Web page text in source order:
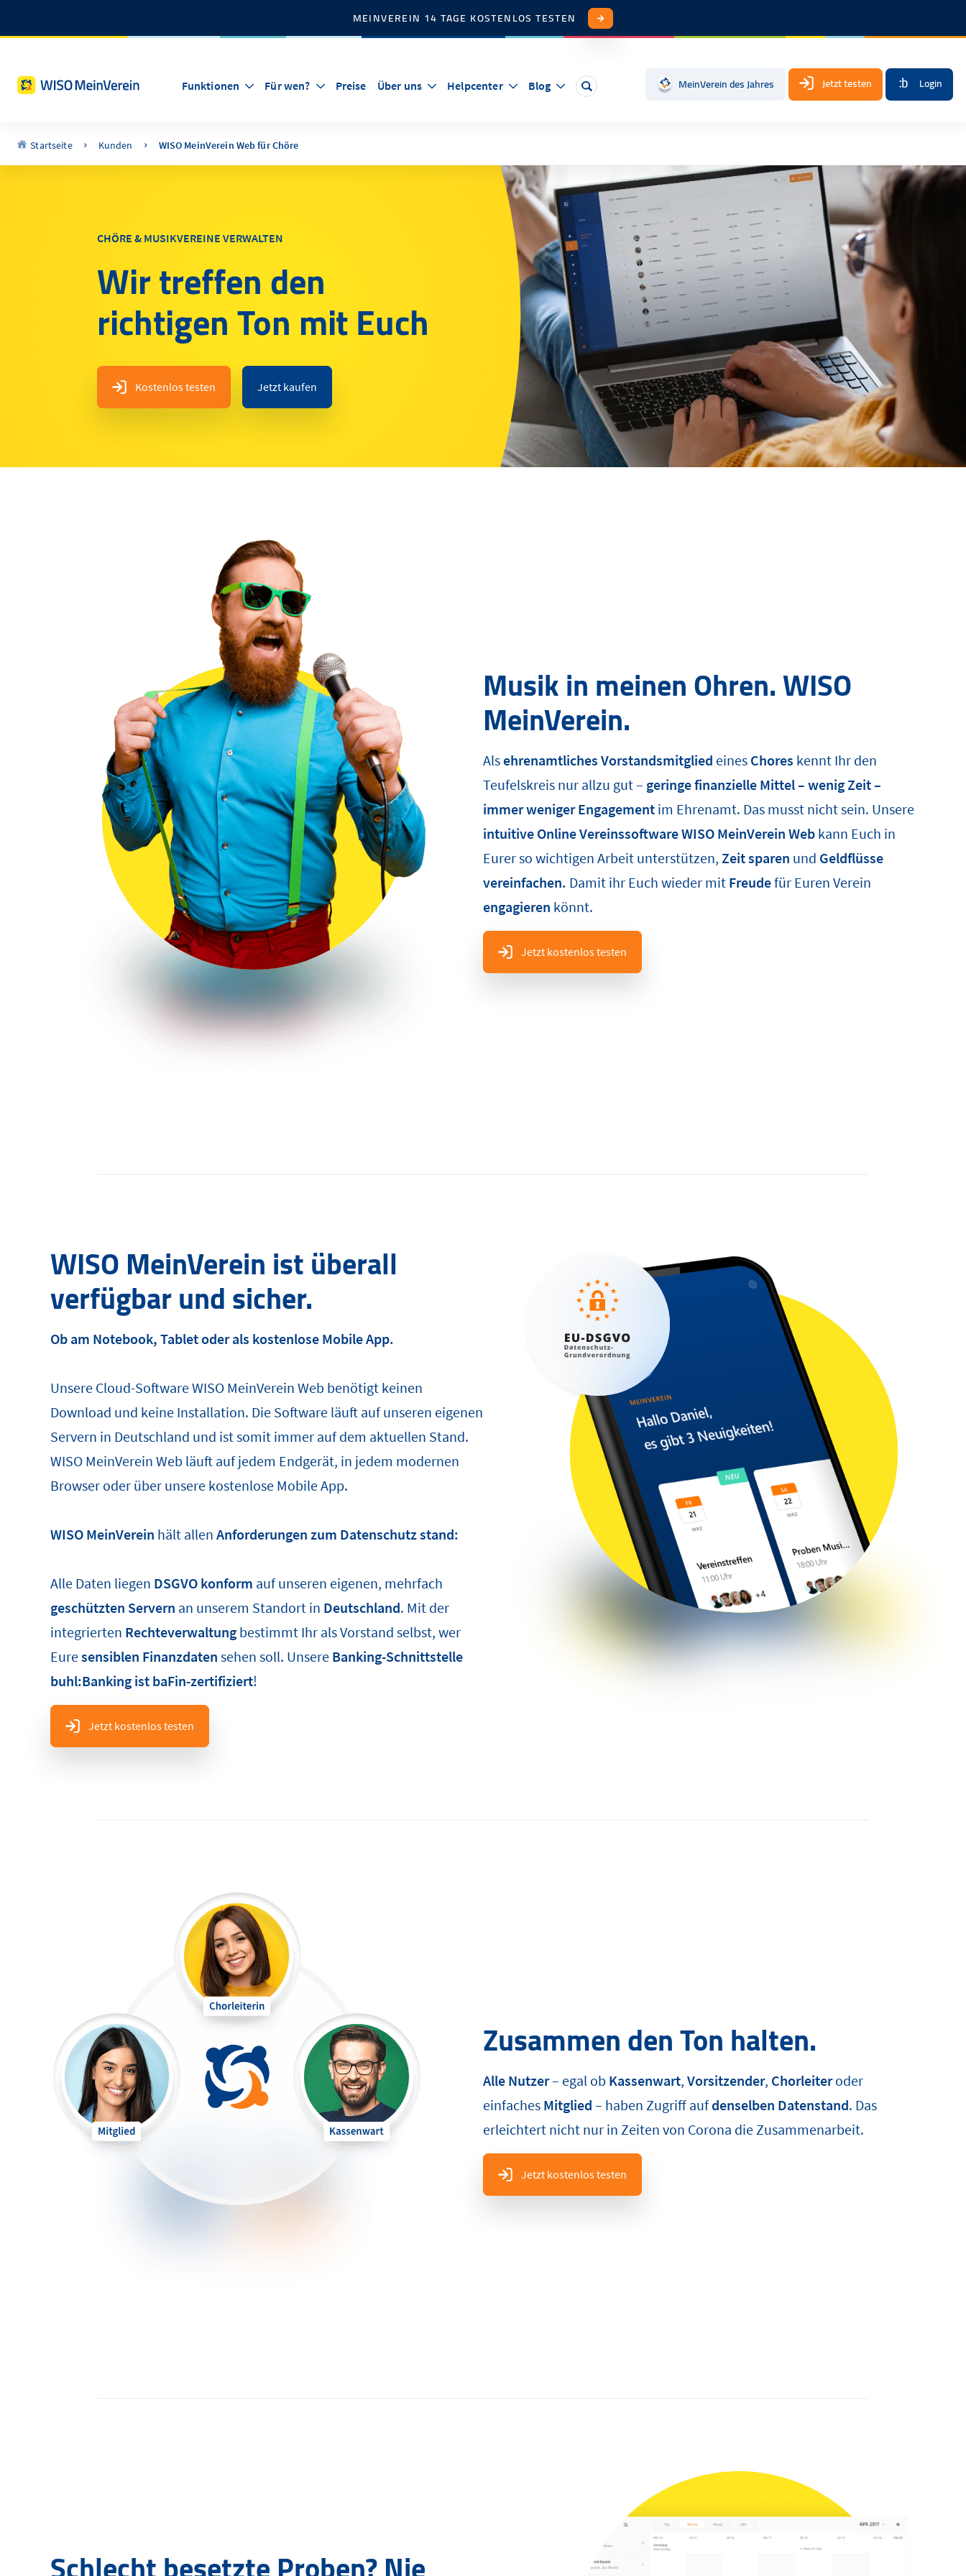
MEINVEREIN 14 TAGE KOSTENLOS TESTEN
Funktionen Für wen? Preise Über uns Helpcenter Blog MeinVerein des Jahres Jetzt testen Login
Startseite Kunden WISO MeinVerein Web für Chöre
CHÖRE & MUSIKVEREINE VERWALTEN
Wir treffen den
richtigen Ton mit Euch
Kostenlos testen Jetzt kaufen
Musik in meinen Ohren.WISO
MeinVerein.
Alsehrenamtliches Vorstandsmitglied eines Chores kennt Ihr den
Teufelskreis nur allzu gut – geringe finanzielle Mittel – wenig Zeit –
immer weniger Engagement im Ehrenamt. Das musst nicht sein. Unsere
intuitive Online Vereinssoftware WISO MeinVerein Web kann Euch in
Eurer so wichtigen Arbeit unterstützen, Zeit sparen und Geldflüsse
vereinfachen. Damit ihr Euch wieder mit Freudefür Euren Verein
engagieren könnt.
Jetzt kostenlos testen
WISO MeinVerein istüberall
verfügbar und sicher.
Ob am Notebook, Tablet oder als kostenlose Mobile App.
Unsere Cloud-Software WISO MeinVerein Web benötigt keinen
Download und keine Installation. Die Software läuft auf unseren eigenen
Servern in Deutschland und ist somit immer auf dem aktuellen Stand.
WISO MeinVerein Web läuft auf jedem Endgerät, in jedem modernen
Browser oder über unsere kostenlose Mobile App.
WISO MeinVerein hält allen Anforderungen zum Datenschutz stand:
Alle Daten liegen DSGVO konform auf unseren eigenen, mehrfach
geschützten Servern an unserem Standort in Deutschland. Mit der
integrierten Rechteverwaltung bestimmt Ihr als Vorstand selbst, wer
Euresensiblen Finanzdaten sehen soll. Unsere Banking-Schnittstelle
buhl:Banking ist baFin-zertifiziert!
Jetzt kostenlos testen
Zusammen den Ton halten.
Alle Nutzer– egal ob Kassenwart, Vorsitzender, Chorleiteroder
einfaches Mitglied – haben Zugriff aufdenselben Datenstand. Das
erleichtert nicht nur in Zeiten von Corona die Zusammenarbeit.
Jetzt kostenlos testen